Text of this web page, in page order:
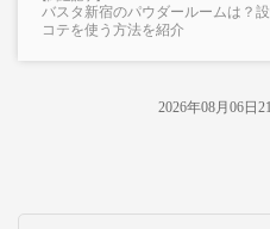
バスタ新宿のパウダールームは？
コテを使う方法を紹介
2026年08月06日